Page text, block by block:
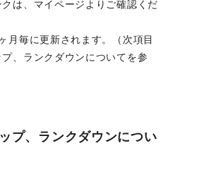
は、マイページよりご確認くだ
月毎に更新されます。（次項目
、ランクダウンについてを参
プ、ランクダウンについ